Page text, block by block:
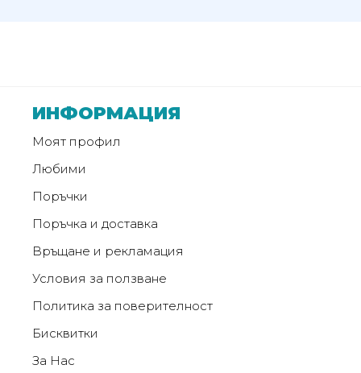
ИНФОРМАЦИЯ
Моят профил
Любими
Поръчки
Поръчка и доставка
Връщане и рекламация
Условия за ползване
Политика за поверителност
Бисквитки
За Нас